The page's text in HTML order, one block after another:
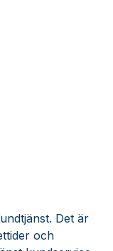
Det är
och